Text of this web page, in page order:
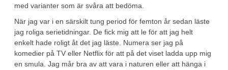
med varianter som är svåra att bedöma.
När jag var i en särskilt tung period för femton år sedan läste
jag roliga serietidningar. De fick mig att le för att jag helt
enkelt hade roligt åt det jag läste. Numera ser jag på
komedier på TV eller Netflix för att på det viset ladda upp mig
en smula. Jag mår bra av att vara i naturen eller att hänga i